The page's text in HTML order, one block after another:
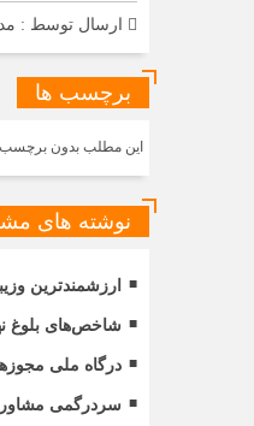
ارسال توسط :
برچسب ها
این مطلب بدون
نوشته های
ارزشمندترین
شاخص‌های بلوغ
درگاه ملی
سردرگمی